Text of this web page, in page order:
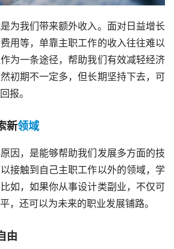
为我们带来额外收入。面对日益增长
用等，单靠主职工作的收入往往难以
为一条途径，帮助我们有效减轻经济
初期不一定多，但长期坚持下去，可
报。
新领域
因，是能够帮助我们发展多方面的技
接触到自己主职工作以外的领域，学
如，如果你从事设计类副业，不仅可
，还可以为未来的职业发展铺路。
由